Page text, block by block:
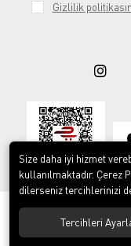
Gizlilik
© 2023ERY İş
Size daha iyi hizmet
kullanılmaktadır. Çerez
dilerseniz tercihlerinizi
Tercihleri